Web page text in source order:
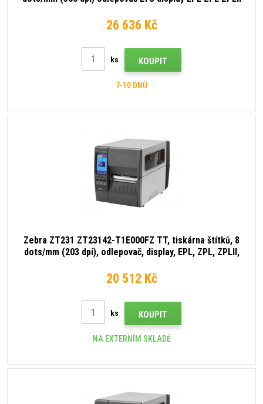
26 636 Kč
ks KOUPIT
7-10 DNŮ
Zebra ZT231 ZT23142-T1E000FZ TT, tiskárna štítků, 8
dots/mm (203 dpi), odlepovač, display, EPL, ZPL, ZPLII,
20 512 Kč
ks KOUPIT
NA EXTERNÍM SKLADĚ